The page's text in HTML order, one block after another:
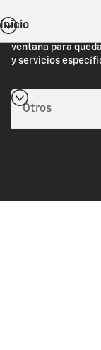
Estás viendo
ventana para
y servicios
Inicio